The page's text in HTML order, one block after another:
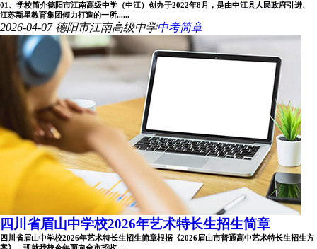
01、学校简介德阳市江南高级中学（中江）创办于2022年8月，是由中江县人民政府引进、
江苏新星教育集团倾力打造的一所......
2026-04-07 德阳市江南高级中学中考简章
四川省眉山中学校2026年艺术特长生招生简章
四川省眉山中学校2026年艺术特长生招生简章根据《2026眉山市普通高中艺术特长生招生方